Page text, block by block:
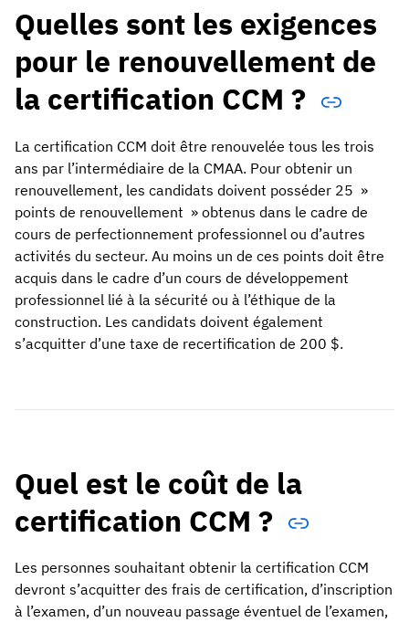
Quelles sont les exigences
pour le renouvellement de
la certification CCM ?
La certification CCM doit être renouvelée tous les trois
ans par l’intermédiaire de la CMAA. Pour obtenir un
renouvellement, les candidats doivent posséder 25 »
points de renouvellement » obtenus dans le cadre de
cours de perfectionnement professionnel ou d’autres
activités du secteur. Au moins un de ces points doit être
acquis dans le cadre d’un cours de développement
professionnel lié à la sécurité ou à l’éthique de la
construction. Les candidats doivent également
s’acquitter d’une taxe de recertification de 200 $.
Quel est le coût de la
certification CCM ?
Les personnes souhaitant obtenir la certification CCM
devront s’acquitter des frais de certification, d’inscription
à l’examen, d’un nouveau passage éventuel de l’examen,